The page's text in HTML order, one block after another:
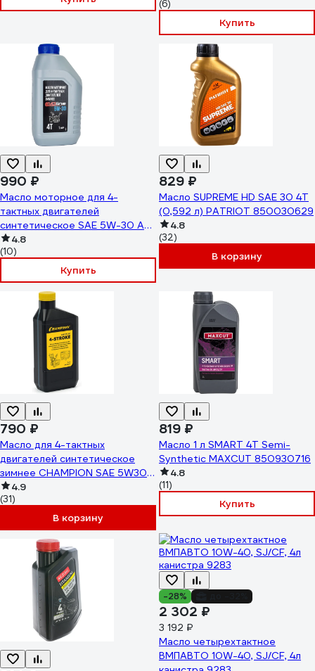
(6)
Купить
990 ₽
Масло моторное для 4-
тактных двигателей
синтетическое SAE 5W-30 API
SN/CF Evoline 4TSN10EVO/01
4.8
(10)
Купить
829 ₽
Масло SUPREME HD SAE 30 4T
(0,592 л) PATRIOT 850030629
4.8
(32)
В корзину
790 ₽
Масло для 4-тактных
двигателей синтетическое
зимнее CHAMPION SAE 5W30
API SL/CF 0.6л 952855
4.9
(31)
В корзину
819 ₽
Масло 1 л SMART 4T Semi-
Synthetic MAXCUT 850930716
4.8
(11)
Купить
-28%
2 302 ₽
3 192 ₽
Масло четырехтактное
ВМПАВТО 10W-40, SJ/CF, 4л